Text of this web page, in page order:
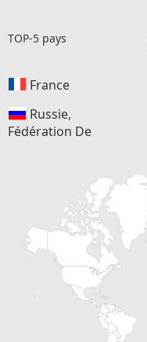
TOP-5 pays
France
Russie,
Fédération De